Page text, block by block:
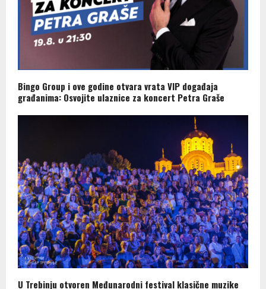
Bingo Group i ove godine otvara vrata VIP događaja
građanima: Osvojite ulaznice za koncert Petra Graše
U Trebinju otvoren Međunarodni festival klasične muzike